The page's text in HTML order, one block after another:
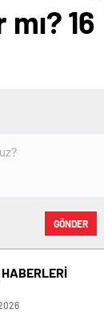
16
GÖNDER
HABERLERİ